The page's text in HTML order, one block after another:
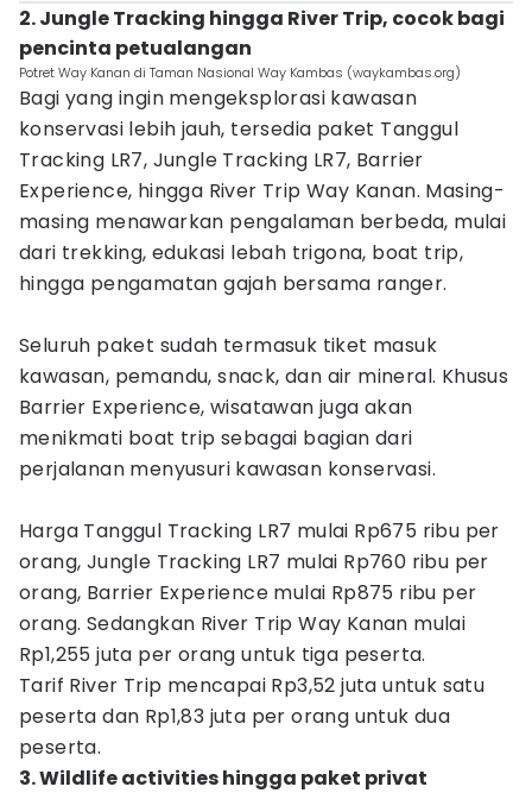
2. Jungle Tracking hingga River Trip, cocok bagi
pencinta petualangan
Potret Way Kanan di Taman Nasional Way Kambas (waykambas.org)
Bagi yang ingin mengeksplorasi kawasan
konservasi lebih jauh, tersedia paket Tanggul
Tracking LR7, Jungle Tracking LR7, Barrier
Experience, hingga River Trip Way Kanan. Masing-
masing menawarkan pengalaman berbeda, mulai
dari trekking, edukasi lebah trigona, boat trip,
hingga pengamatan gajah bersama ranger.
Seluruh paket sudah termasuk tiket masuk
kawasan, pemandu, snack, dan air mineral. Khusus
Barrier Experience, wisatawan juga akan
menikmati boat trip sebagai bagian dari
perjalanan menyusuri kawasan konservasi.
Harga Tanggul Tracking LR7 mulai Rp675 ribu per
orang, Jungle Tracking LR7 mulai Rp760 ribu per
orang, Barrier Experience mulai Rp875 ribu per
orang. Sedangkan River Trip Way Kanan mulai
Rp1,255 juta per orang untuk tiga peserta.
Tarif River Trip mencapai Rp3,52 juta untuk satu
peserta dan Rp1,83 juta per orang untuk dua
peserta.
3. Wildlife activities hingga paket privat